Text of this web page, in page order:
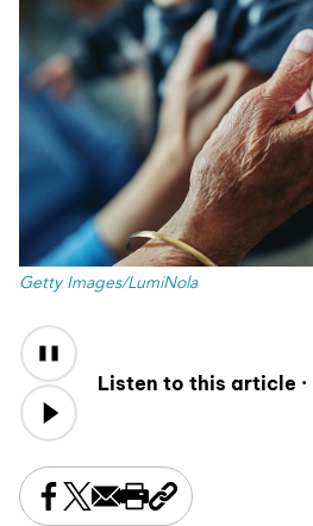
Getty Images/LumiNola
Audio
Content
Listen to this article ·
Share this on Facebook
Share this on X
Share this by email
Print this page
Copy the page